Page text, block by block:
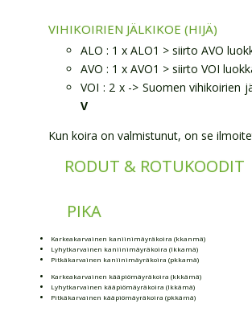
VIHIKOIRIEN JÄLKIKOE (HIJÄ)
ALO : 1 x ALO1 > siirto AVO
AVO : 1 x AVO1 > siirto VOI
VOI : 2 x -> Suomen vihikoirien
V
Kun koira on valmistunut, on se
RODUT & ROTUKOODIT
PIKA
Karkeakarvainen kaniinimäyräkoira (kkanmä)
Lyhytkarvainen kaniinimäyräkoira (lkkamä)
Pitkäkarvainen kaniinimäyräkoira (pkkamä)
Karkeakarvainen kääpiömäyräkoira (kkkämä)
Lyhytkarvainen kääpiömäyräkoira (lkkämä)
Pitkäkarvainen kääpiömäyräkoira (pkkämä)